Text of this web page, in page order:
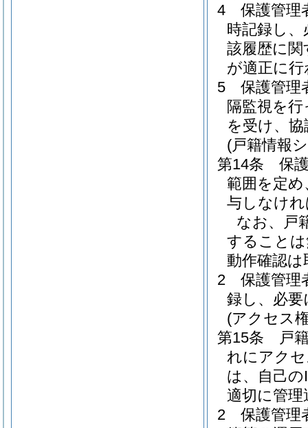
4
保護管理
時記録し
該履歴に
が適正に
5
保護管理
隔監視を
を受け、
(戸籍情報
第14条
保
範囲を定
与しなけ
なお、戸
すること
動作確認
2
保護管理
録し、必
(アクセス
第15条
戸
れにアク
は、自己
適切に管
2
保護管理